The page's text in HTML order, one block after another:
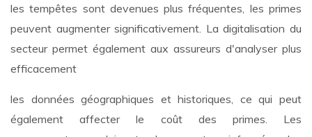
les tempêtes sont devenues plus fréquentes, les primes
peuvent augmenter significativement. La digitalisation du
secteur permet également aux assureurs d'analyser plus
efficacement
les données géographiques et historiques, ce qui peut
également affecter le coût des primes. Les